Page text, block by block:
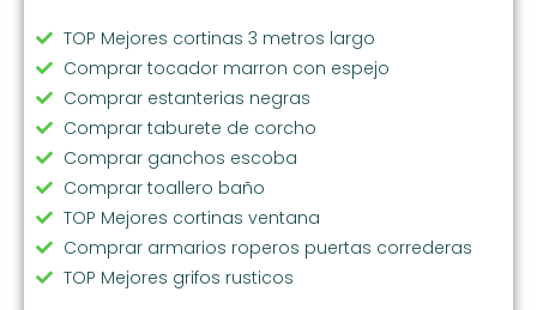
TOP Mejores cortinas 3 metros largo
Comprar tocador marron con espejo
Comprar estanterias negras
Comprar taburete de corcho
Comprar ganchos escoba
Comprar toallero baño
TOP Mejores cortinas ventana
Comprar armarios roperos puertas correderas
TOP Mejores grifos rusticos